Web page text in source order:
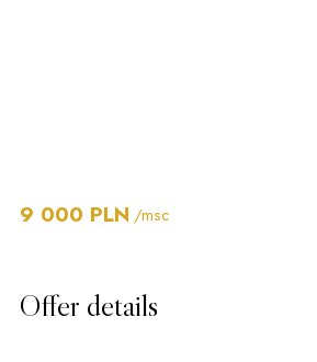
9 000 PLN /msc
Offer details